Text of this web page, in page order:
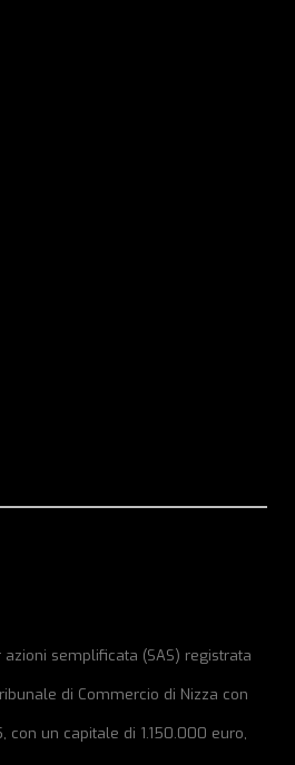
azioni semplificata (SAS) registrata
di Commercio di Nizza con
con un capitale di 1.150.000 euro,